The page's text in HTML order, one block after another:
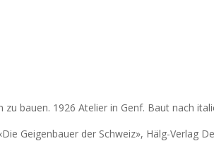
zu bauen. 1926 Atelier in Genf. Baut nach
Geigenbauer der Schweiz», Hälg-Verlag